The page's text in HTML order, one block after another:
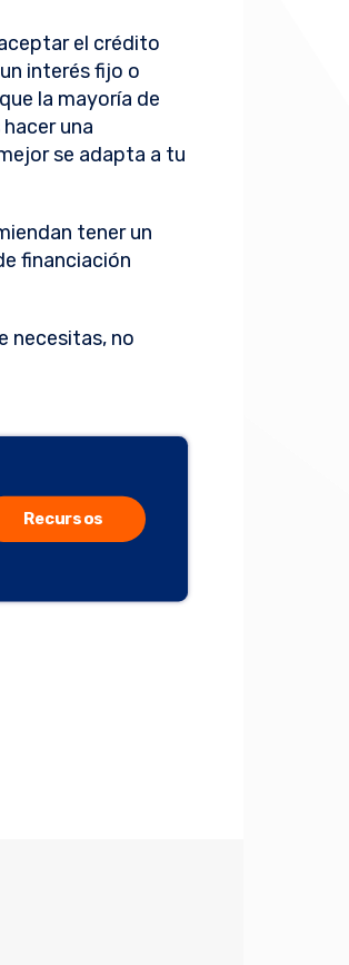
el crédito
interés fijo o
la mayoría de
una
se adapta a tu
tener un
financiación
necesitas, no
Recursos